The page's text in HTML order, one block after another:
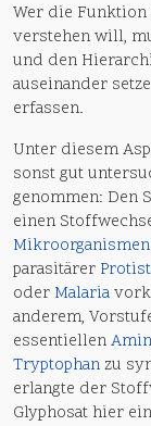
Wer die
verstehen will,
und den
auseinander
erfassen.
Unter diesem
sonst gut
genommen: Den
einen
Mikroorganismen
parasitärer
oder Malaria
anderem,
essentiellen
Tryptophanzu
erlangte der
Glyphosat hier